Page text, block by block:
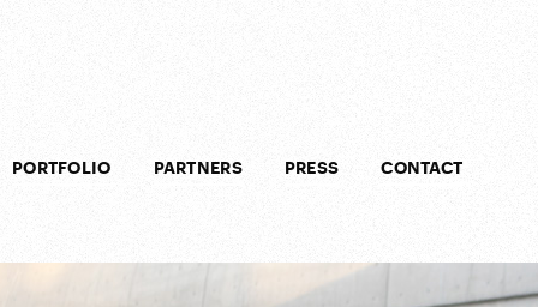
PORTFOLIO PARTNERS PRESS CONTACT